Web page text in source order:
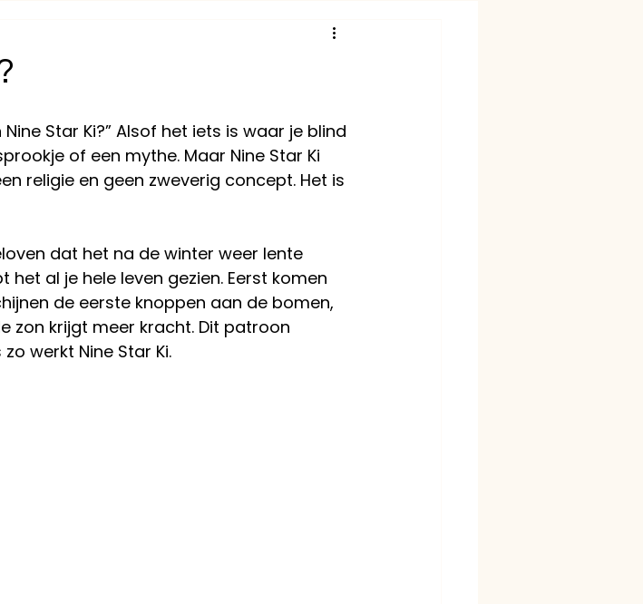
Star Ki?” Alsof het iets is waar je blind
of een mythe. Maar Nine Star Ki
religie en geen zweverig concept. Het is
dat het na de winter weer lente
al je hele leven gezien. Eerst komen
de eerste knoppen aan de bomen,
zon krijgt meer kracht. Dit patroon
werkt Nine Star Ki.